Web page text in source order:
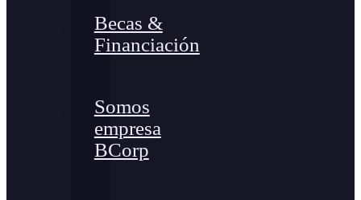
Becas &
Financiación
Somos
empresa
BCorp